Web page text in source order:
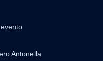
Antonella